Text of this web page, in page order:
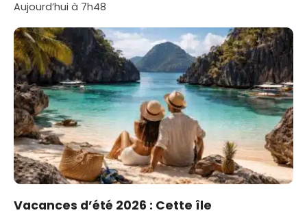
Aujourd’hui à 7h48
Vacances d’été 2026 : Cette île